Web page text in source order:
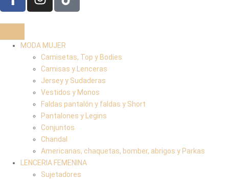
MODA MUJER
Camisetas, Top y Bodies
Camisas y Lenceras
Jersey y Sudaderas
Vestidos y Monos
Faldas pantalón y faldas y Short
Pantalones y Legins
Conjuntos
Chandal
Americanas, chaquetas, bomber, abrigos y Parkas
LENCERIA FEMENINA
Sujetadores